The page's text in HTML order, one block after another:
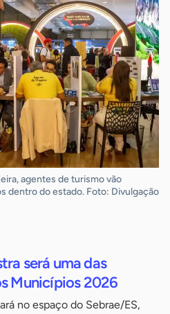
de
Notícias
agentes de turismo vão
dentro do estado. Foto: Divulgação
será uma das
Municípios 2026
no espaço do Sebrae/ES,